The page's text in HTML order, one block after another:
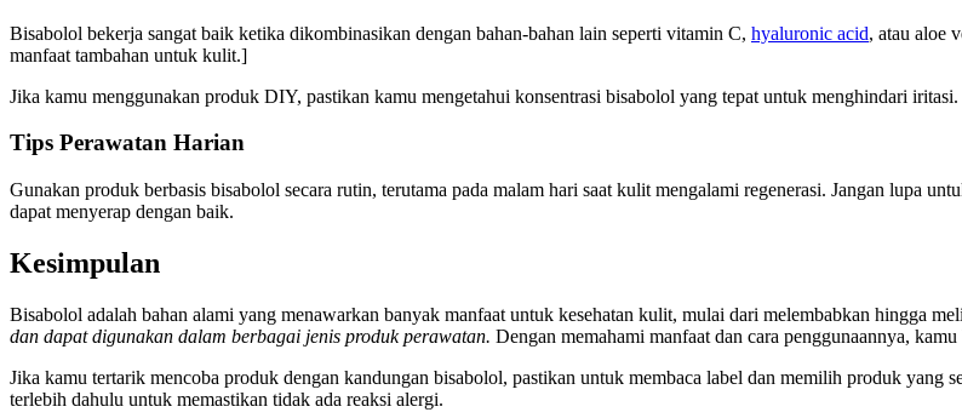
Bisabolol bekerja sangat baik ketika dikombinasikan dengan bahan-bahan lain seperti vitamin C, hyaluronic acid, atau aloe
manfaat tambahan untuk kulit.]
Jika kamu menggunakan produk DIY, pastikan kamu mengetahui konsentrasi bisabolol yang tepat untuk menghindari iritasi.
Tips Perawatan Harian
Gunakan produk berbasis bisabolol secara rutin, terutama pada malam hari saat kulit mengalami regenerasi. Jangan lupa
dapat menyerap dengan baik.
Kesimpulan
Bisabolol adalah bahan alami yang menawarkan banyak manfaat untuk kesehatan kulit, mulai dari melembabkan hingga
dan dapat digunakan dalam berbagai jenis produk perawatan. Dengan memahami manfaat dan cara penggunaannya,
Jika kamu tertarik mencoba produk dengan kandungan bisabolol, pastikan untuk membaca label dan memilih produk yang
terlebih dahulu untuk memastikan tidak ada reaksi alergi.